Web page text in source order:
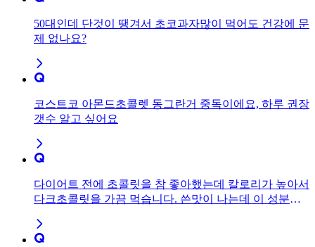
50대인데 단것이 땡겨서 초코과자많이 먹어도 건강에 문
제 없나요?
코스트코 아몬드초콜렛 동그란거 중독이에요, 하루 권장
갯수 알고 싶어요
다이어트 전에 초콜릿을 참 좋아했는데 칼로리가 높아서
다크초콜릿을 가끔 먹습니다. 쓴맛이 나는데 이 성분이